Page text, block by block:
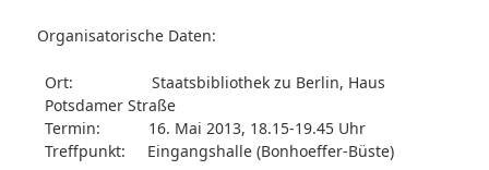
Organisatorische Daten:
Ort: Staatsbibliothek zu Berlin, Haus
Potsdamer Straße
Termin: 16. Mai 2013, 18.15-19.45 Uhr
Treffpunkt: Eingangshalle (Bonhoeffer-Büste)